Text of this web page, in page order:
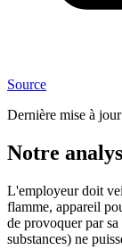
Source
Dernière mise à
Notre
L'employeur doit
flamme, appareil
de provoquer par
substances) ne